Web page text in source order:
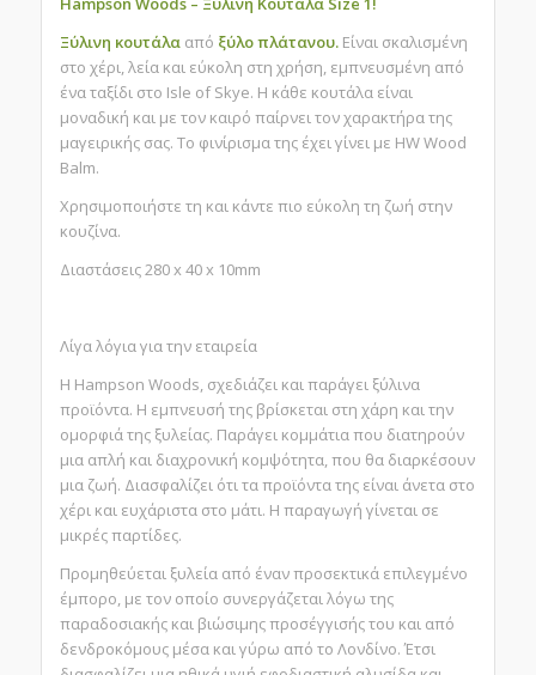
Ξύλινη κουτάλααπό ξύλο πλάτανου.Είναι σκαλισμένη
στο χέρι, λεία και εύκολη στη χρήση, εμπνευσμένη από
ένα ταξίδι στο Isle of Skye. Η κάθε κουτάλα είναι
μοναδική και με τον καιρό παίρνει τον χαρακτήρα της
μαγειρικής σας. Το φινίρισμα της έχει γίνει με HW Wood
Balm.
Χρησιμοποιήστε τη και κάντε πιο εύκολη τη ζωή στην
κουζίνα.
Διαστάσεις 280 x 40 x 10mm
Λίγα λόγια για την εταιρεία
Η Hampson Woods, σχεδιάζει και παράγει ξύλινα
προϊόντα. Η εμπνευσή της βρίσκεται στη χάρη και την
ομορφιά της ξυλείας. Παράγει κομμάτια που διατηρούν
μια απλή και διαχρονική κομψότητα, που θα διαρκέσουν
μια ζωή. Διασφαλίζει ότι τα προϊόντα της είναι άνετα στο
χέρι και ευχάριστα στο μάτι. Η παραγωγή γίνεται σε
μικρές παρτίδες.
Προμηθεύεται ξυλεία από έναν προσεκτικά επιλεγμένο
έμπορο, με τον οποίο συνεργάζεται λόγω της
παραδοσιακής και βιώσιμης προσέγγισής του και από
δενδροκόμους μέσα και γύρω από το Λονδίνο. Έτσι